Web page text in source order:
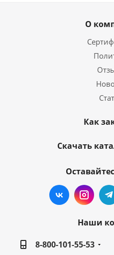
О
Как
Скачать
Наши
8-800-101-55-53